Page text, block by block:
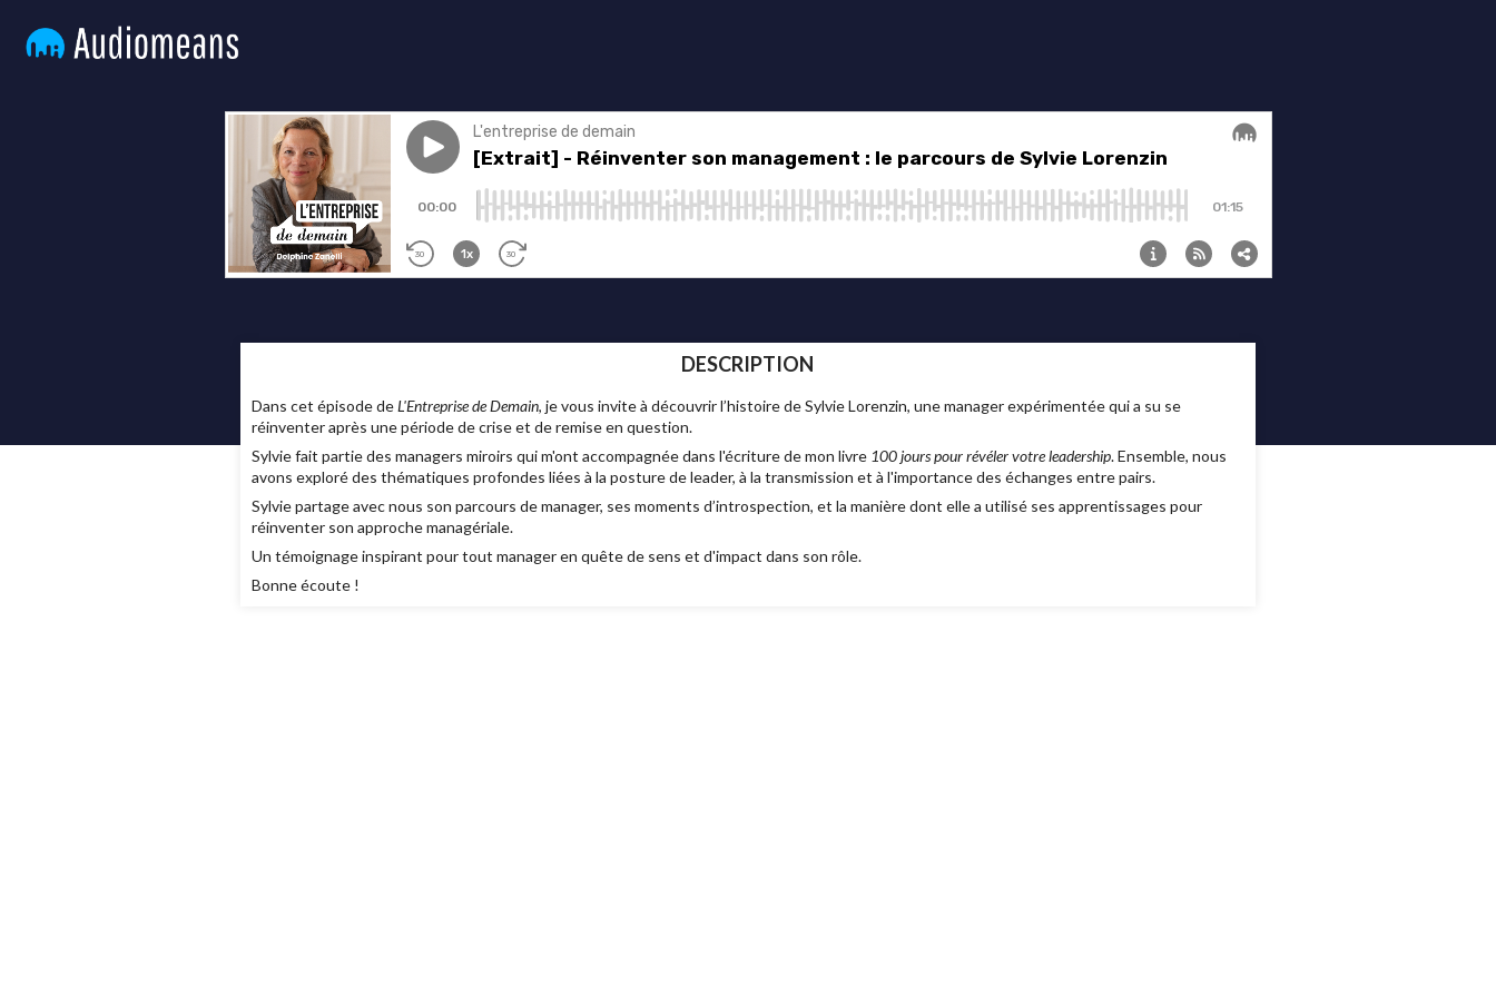
DESCRIPTION
Dans cet épisode deL'Entreprise de Demain, je vous invite à découvrir l’histoire de Sylvie Lorenzin, une manager expérimentée qui a su se
réinventer après une période de crise et de remise en question.
Sylvie fait partie des managers miroirs qui m'ont accompagnée dans l'écriture de mon livre 100 jours pour révéler votre leadership. Ensemble, nous
avons exploré des thématiques profondes liées à la posture de leader, à la transmission et à l'importance des échanges entre pairs.
Sylvie partage avec nous son parcours de manager, ses moments d’introspection, et la manière dont elle a utilisé ses apprentissages pour
réinventer son approche managériale.
Un témoignage inspirant pour tout manager en quête de sens et d'impact dans son rôle.
Bonne écoute !